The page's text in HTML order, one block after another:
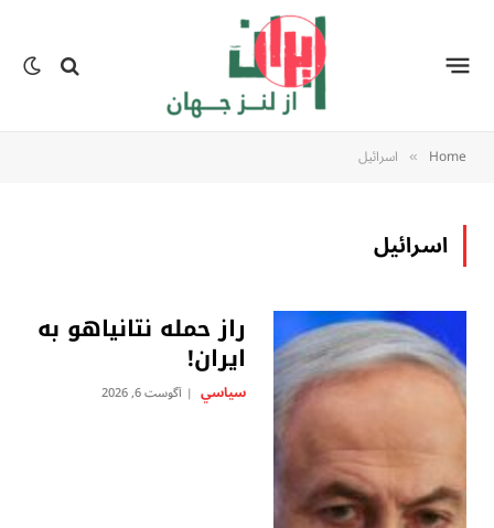
Home
» اسرائیل
اسرائیل
راز حمله نتانیاهو به
ایران!
سياسي آگوست 6, 2026